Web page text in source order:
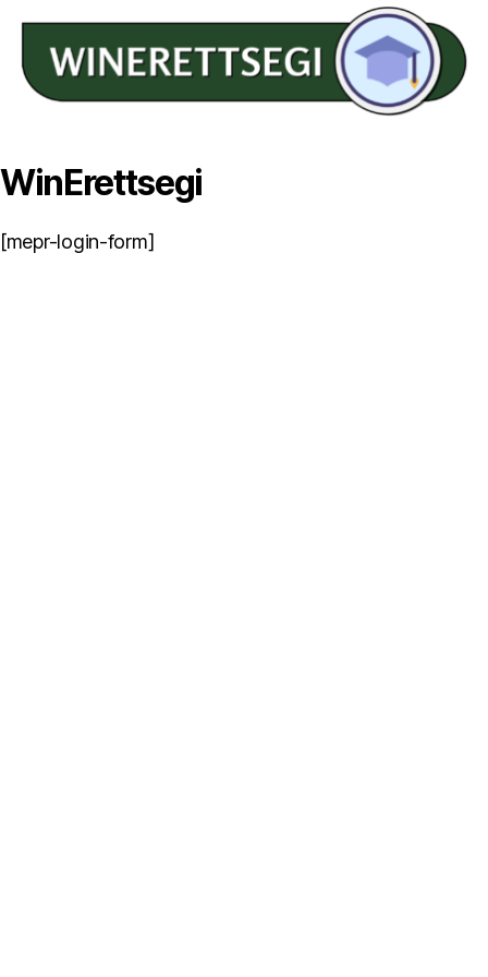
WinErettsegi
[mepr-login-form]